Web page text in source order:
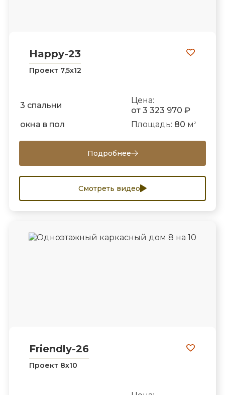
Happy-23
Проект 7,5х12
3 спальни
Цена:
от 3 323 970 ₽
окна в пол
Площадь: 80 м 2
Подробнее
Смотреть видео
Friendly-26
Проект 8х10